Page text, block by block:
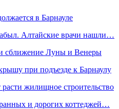
в Барнауле
Алтайские врачи нашли…
сближение Луны и Венеры
при подъезде к Барнаулу
жилищное строительство
и дорогих коттеджей…